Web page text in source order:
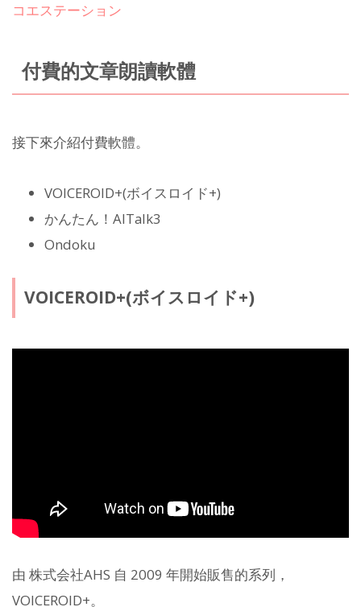
コエステーション
付費的文章朗讀軟體
接下來介紹付費軟體。
VOICEROID+(ボイスロイド+)
かんたん！AITalk3
Ondoku
VOICEROID+(ボイスロイド+)
由 株式会社AHS 自 2009 年開始販售的系列，
VOICEROID+。